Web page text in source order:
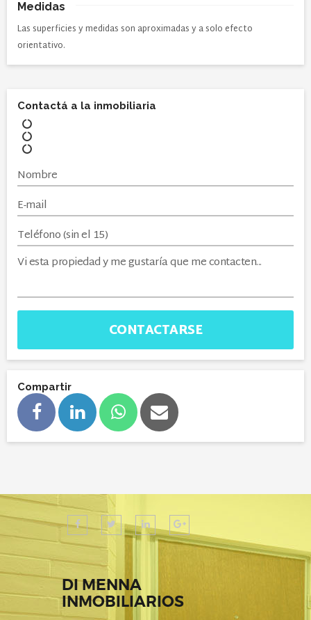
Medidas
Las superficies y medidas son aproximadas y a solo efecto
orientativo.
Contactá a la inmobiliaria
CONTACTARSE
Compartir
DI MENNA
INMOBILIARIOS